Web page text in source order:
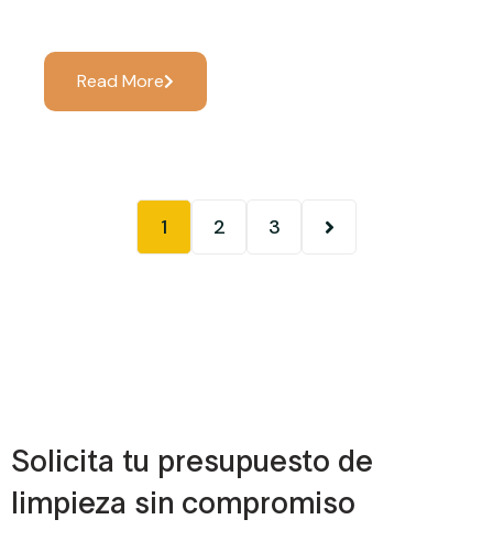
Read More
1 2 3
Solicita tu presupuesto de
limpieza sin compromiso